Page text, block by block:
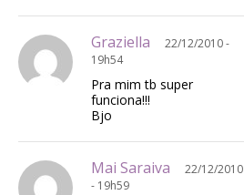
Graziella
22/12/2010 -
19h54
Pra mim tb super
funciona!!!
Bjo
Mai Saraiva
22/12/2010
- 19h59